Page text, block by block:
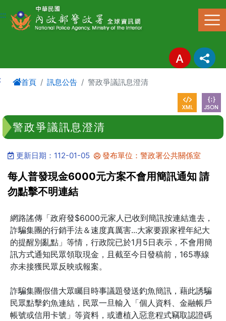
進入內容區塊
:::
首頁 訊息公告 警政爭議訊息澄清
警政爭議訊息澄清
更新日期：112-01-05 發布單位：警政署公共關係室
每人普發現金6000元方案不會用簡訊通知 請
勿點擊不明連結
網路謠傳「政府發$6000元家人已收到簡訊按連結進去，
詐騙集團的行銷手法＆速度真厲害...大家要跟家裡年紀大
的提醒別亂點」等情，行政院已於1月5日表示，不會用簡
訊方式通知民眾領取現金，且截至今日發稿前，165專線
亦未接獲民眾反映或報案。
詐騙集團假借大眾矚目時事議題發送釣魚簡訊，藉此誘騙
民眾點擊釣魚連結，民眾一旦輸入「個人資料、金融帳戶
帳號或信用卡號」等資料，或遭植入惡意程式竊取認證碼